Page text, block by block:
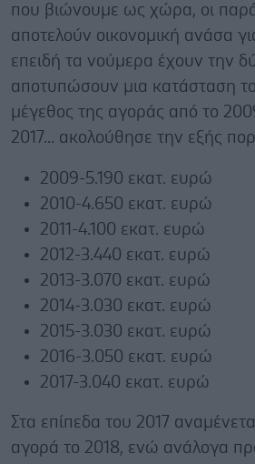
που βιώνουμε ως χώρα, οι
αποτελούν οικονομική ανάσα
επειδή τα νούμερα έχουν την
αποτυπώσουν μια κατάσταση
μέγεθος της αγοράς από το
2017... ακολούθησε την εξής
2009-5.190 εκατ. ευρώ
2010-4.650 εκατ. ευρώ
2011-4.100 εκατ. ευρώ
2012-3.440 εκατ. ευρώ
2013-3.070 εκατ. ευρώ
2014-3.030 εκατ. ευρώ
2015-3.030 εκατ. ευρώ
2016-3.050 εκατ. ευρώ
2017-3.040 εκατ. ευρώ
Στα επίπεδα του 2017
αγορά το 2018, ενώ ανάλογα